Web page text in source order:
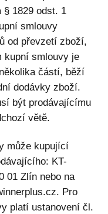
§ 1829 odst. 1
smlouvy
od převzetí zboží,
kupní smlouvy je
částí, běží
dodávky zboží.
být prodávajícímu
větě.
může kupující
KT-
01 Zlín nebo na
Pro
platí ustanovení čl.